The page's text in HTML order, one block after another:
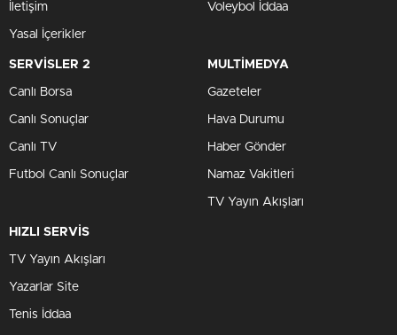
İletişim
Yasal İçerikler
Voleybol İddaa
SERVİSLER 2
Canlı Borsa
Canlı Sonuçlar
Canlı TV
Futbol Canlı Sonuçlar
MULTİMEDYA
Gazeteler
Hava Durumu
Haber Gönder
Namaz Vakitleri
TV Yayın Akışları
HIZLI SERVİS
TV Yayın Akışları
Yazarlar Site
Tenis İddaa